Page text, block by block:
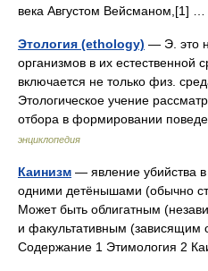
века Августом Вейсманом,[1] …
Этология (ethology) — Э. это
организмов в их естественной
включается не только физ.
Этологическое учение
отбора в формировании
энциклопедия
Каинизм — явление убийства
одними детёнышами (обычно
Может быть облигатным
и факультативным (зависящим
Содержание 1 Этимология 2